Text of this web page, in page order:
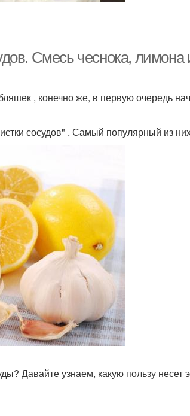
Смесь чеснока, лимона
, конечно же, в первую очередь
сосудов" . Самый популярный из
Давайте узнаем, какую пользу несет